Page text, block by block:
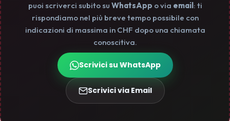
puoi scriverci subito su WhatsApp o via email: ti
rispondiamo nel più breve tempo possibile con
indicazioni di massima in CHF dopo una chiamata
conoscitiva.
Scrivici su WhatsApp
Scrivici via Email